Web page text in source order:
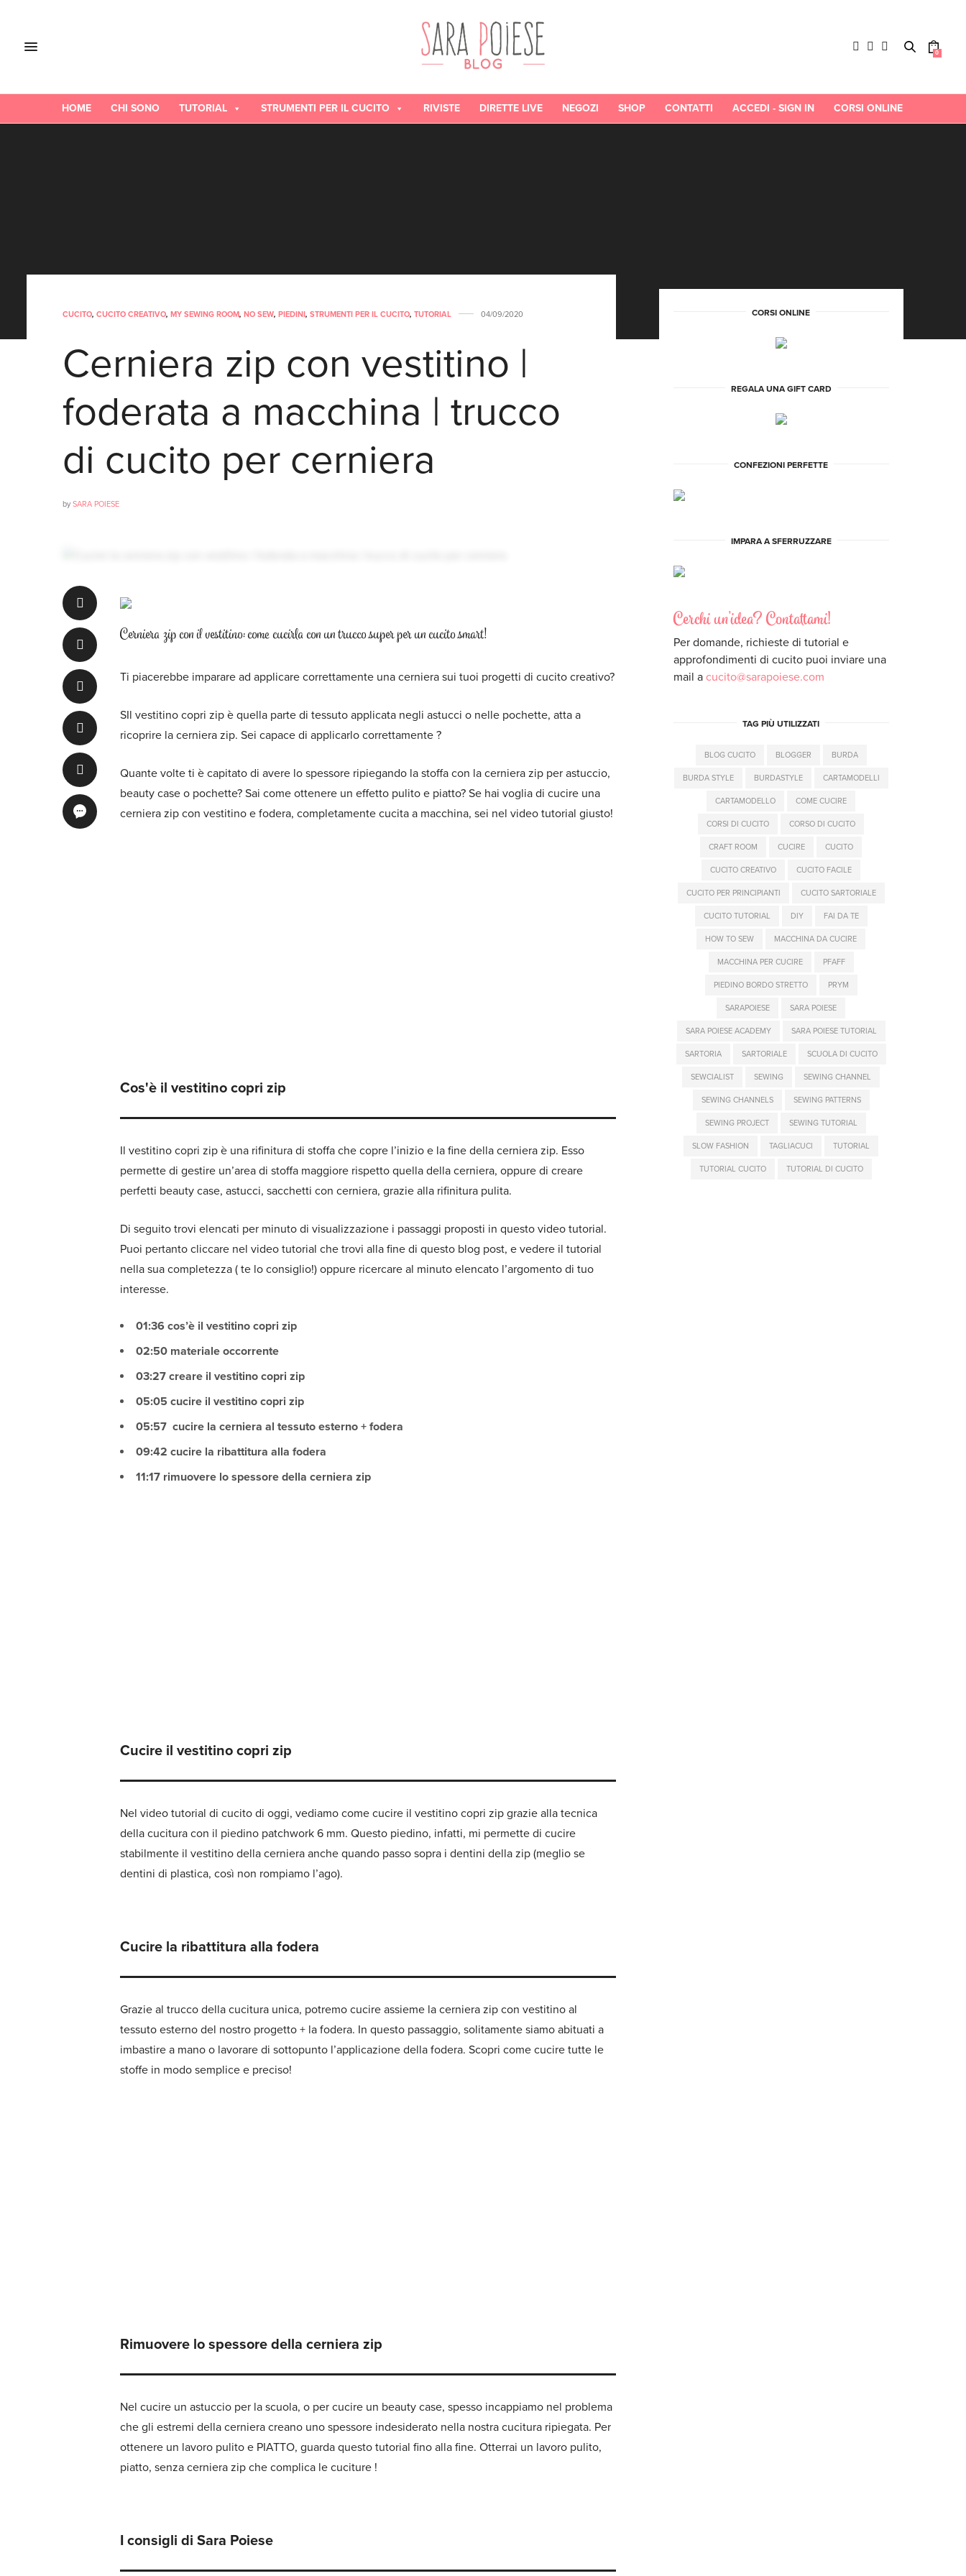
0
HOME CHI SONO TUTORIAL STRUMENTI PER IL CUCITO RIVISTE DIRETTE LIVE NEGOZI SHOP CONTATTI ACCEDI - SIGN IN CORSI ONLINE
CUCITO, CUCITO CREATIVO, MY SEWING ROOM, NO SEW, PIEDINI, STRUMENTI PER IL CUCITO, TUTORIAL 04/09/2020
Cerniera zip con vestitino |
foderata a macchina | trucco
di cucito per cerniera
by SARA POIESE
Cerniera zip con il vestitino: come cucirla con un trucco super per un cucito smart!
Ti piacerebbe imparare ad applicare correttamente una cerniera sui tuoi progetti di cucito creativo?
SIl vestitino copri zip è quella parte di tessuto applicata negli astucci o nelle pochette, atta a
ricoprire la cerniera zip. Sei capace di applicarlo correttamente ?
Quante volte ti è capitato di avere lo spessore ripiegando la stoffa con la cerniera zip per astuccio,
beauty case o pochette? Sai come ottenere un effetto pulito e piatto? Se hai voglia di cucire una
cerniera zip con vestitino e fodera, completamente cucita a macchina, sei nel video tutorial giusto!
Cos'è il vestitino copri zip
Il vestitino copri zip è una rifinitura di stoffa che copre l’inizio e la fine della cerniera zip. Esso
permette di gestire un’area di stoffa maggiore rispetto quella della cerniera, oppure di creare
perfetti beauty case, astucci, sacchetti con cerniera, grazie alla rifinitura pulita.
Di seguito trovi elencati per minuto di visualizzazione i passaggi proposti in questo video tutorial.
Puoi pertanto cliccare nel video tutorial che trovi alla fine di questo blog post, e vedere il tutorial
nella sua completezza ( te lo consiglio!) oppure ricercare al minuto elencato l’argomento di tuo
interesse.
01:36 cos’è il vestitino copri zip
02:50 materiale occorrente
03:27 creare il vestitino copri zip
05:05 cucire il vestitino copri zip
05:57 cucire la cerniera al tessuto esterno + fodera
09:42 cucire la ribattitura alla fodera
11:17 rimuovere lo spessore della cerniera zip
Cucire il vestitino copri zip
Nel video tutorial di cucito di oggi, vediamo come cucire il vestitino copri zip grazie alla tecnica
della cucitura con il piedino patchwork 6 mm. Questo piedino, infatti, mi permette di cucire
stabilmente il vestitino della cerniera anche quando passo sopra i dentini della zip (meglio se
dentini di plastica, così non rompiamo l’ago).
Cucire la ribattitura alla fodera
Grazie al trucco della cucitura unica, potremo cucire assieme la cerniera zip con vestitino al
tessuto esterno del nostro progetto + la fodera. In questo passaggio, solitamente siamo abituati a
imbastire a mano o lavorare di sottopunto l’applicazione della fodera. Scopri come cucire tutte le
stoffe in modo semplice e preciso!
Rimuovere lo spessore della cerniera zip
Nel cucire un astuccio per la scuola, o per cucire un beauty case, spesso incappiamo nel problema
che gli estremi della cerniera creano uno spessore indesiderato nella nostra cucitura ripiegata. Per
ottenere un lavoro pulito e PIATTO, guarda questo tutorial fino alla fine. Otterrai un lavoro pulito,
piatto, senza cerniera zip che complica le cuciture !
I consigli di Sara Poiese
CORSI ONLINE
REGALA UNA GIFT CARD
CONFEZIONI PERFETTE
IMPARA A SFERRUZZARE
Cerchi un'idea? Contattami!
Per domande, richieste di tutorial e
approfondimenti di cucito puoi inviare una
mail a cucito@sarapoiese.com
TAG PIÙ UTILIZZATI
BLOG CUCITO BLOGGER BURDA
BURDA STYLE BURDASTYLE CARTAMODELLI
CARTAMODELLO COME CUCIRE
CORSI DI CUCITO CORSO DI CUCITO
CRAFT ROOM CUCIRE CUCITO
CUCITO CREATIVO CUCITO FACILE
CUCITO PER PRINCIPIANTI CUCITO SARTORIALE
CUCITO TUTORIAL DIY FAI DA TE
HOW TO SEW MACCHINA DA CUCIRE
MACCHINA PER CUCIRE PFAFF
PIEDINO BORDO STRETTO PRYM
SARAPOIESE SARA POIESE
SARA POIESE ACADEMY SARA POIESE TUTORIAL
SARTORIA SARTORIALE SCUOLA DI CUCITO
SEWCIALIST SEWING SEWING CHANNEL
SEWING CHANNELS SEWING PATTERNS
SEWING PROJECT SEWING TUTORIAL
SLOW FASHION TAGLIACUCI TUTORIAL
TUTORIAL CUCITO TUTORIAL DI CUCITO